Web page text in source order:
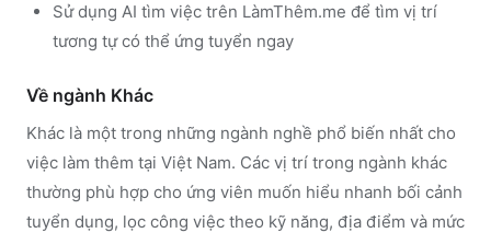
Sử dụng AI tìm việc trên LàmThêm.me để tìm vị trí
tương tự có thể ứng tuyển ngay
Về ngành Khác
Khác là một trong những ngành nghề phổ biến nhất cho
việc làm thêm tại Việt Nam. Các vị trí trong ngành khác
thường phù hợp cho ứng viên muốn hiểu nhanh bối cảnh
tuyển dụng, lọc công việc theo kỹ năng, địa điểm và mức